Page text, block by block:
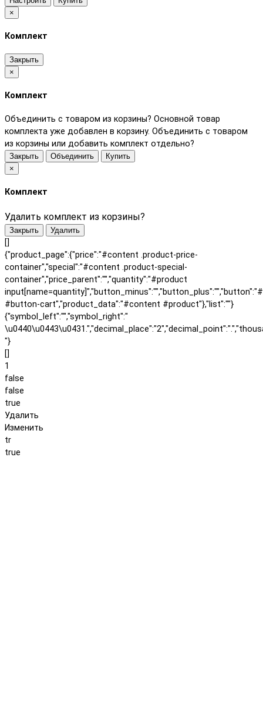
×
Комплект
Закрыть
×
Комплект
Объединить с товаром из корзины? Основной товар
комплекта уже добавлен в корзину. Объединить с товаром
из корзины или добавить комплект отдельно?
Закрыть Объединить
Купить
×
Комплект
Удалить комплект из корзины?
Закрыть Удалить
[]
{"product_page":{"price":"#content .product-price-
container","special":"#content .product-special-
container","price_parent":"","quantity":"#product
#button-cart","product_data":"#content #product"},"list":""}
{"symbol_left":"","symbol_right":"
"}
[]
1
false
false
true
Удалить
Изменить
tr
true